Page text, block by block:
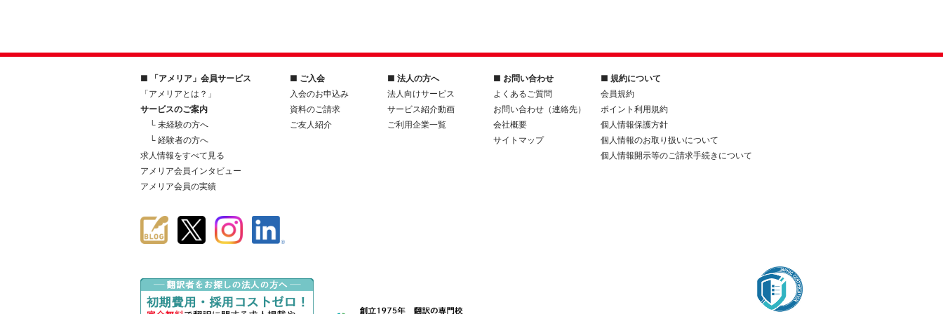
■ 「アメリア」会員サービス
「アメリアとは？」
サービスのご案内
└ 未経験の方へ
└ 経験者の方へ
求人情報をすべて見る
アメリア会員インタビュー
アメリア会員の実績
■ ご入会
入会のお申込み
資料のご請求
ご友人紹介
■ 法人の方へ
法人向けサービス
サービス紹介動画
ご利用企業一覧
■ お問い合わせ
よくあるご質問
お問い合わせ（連絡先）
会社概要
サイトマップ
■ 規約について
会員規約
ポイント利用規約
個人情報保護方針
個人情報のお取り扱いについて
個人情報開示等のご請求手続きについて